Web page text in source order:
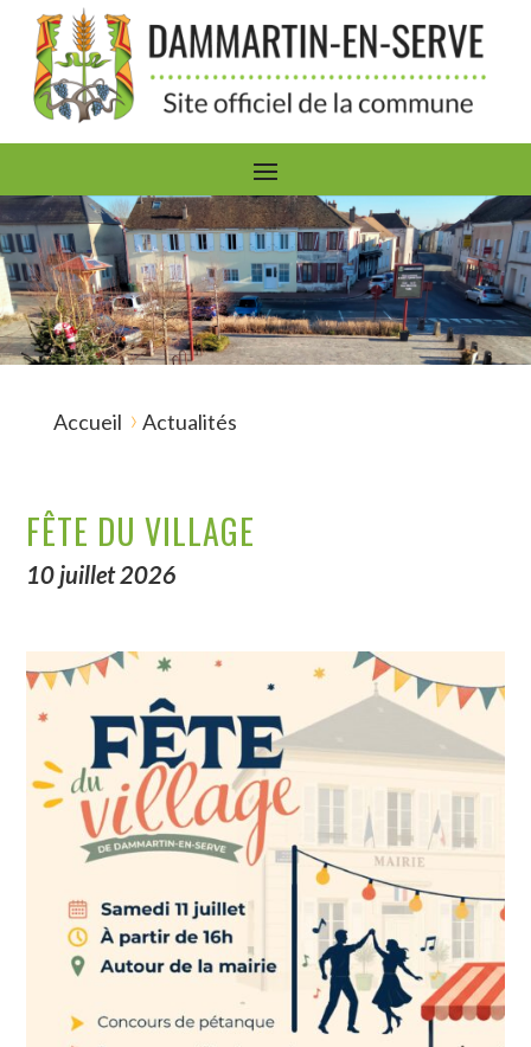
Accueil › Actualités
FÊTE DU VILLAGE
10 juillet 2026